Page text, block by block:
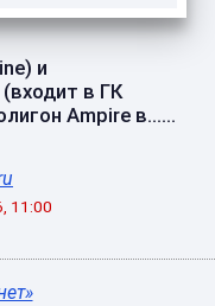
и
в ГК
Ampire в......
11:00